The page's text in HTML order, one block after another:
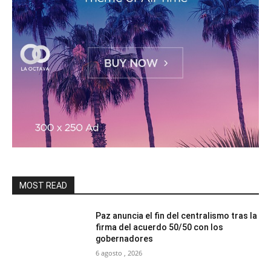
MOST READ
Paz anuncia el fin del centralismo tras la
firma del acuerdo 50/50 con los
gobernadores
6 agosto , 2026